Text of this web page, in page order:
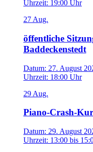
Uhrzeit: 19:00 Uhr
27 Aug.
öffentliche
Baddeckenstedt
Datum: 27. August
Uhrzeit: 18:00 Uhr
29 Aug.
Piano-Crash-
Datum: 29. August
Uhrzeit: 13:00 bis